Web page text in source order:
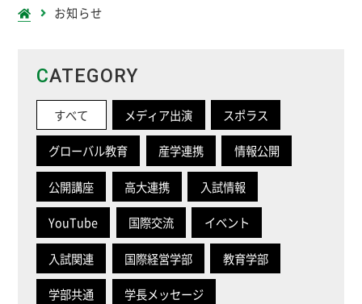
お知らせ
CATEGORY
すべて メディア出演 スポラス
グローバル教育 産学連携 情報公開
公開講座 高大連携 入試情報
YouTube 国際交流 イベント
入試関連 国際経営学部 教育学部
学部共通 学長メッセージ